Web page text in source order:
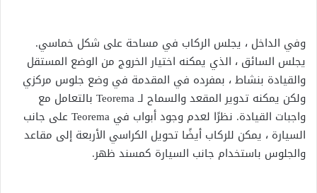
وفي الداخل ، يجلس الركاب في مساحة على شكل خماسي.
يجلس السائق ، الذي يمكنه اختيار الخروج من الوضع المستقل
والقيادة بنشاط ، بمفرده في المقدمة في وضع جلوس مركزي
ولكن يمكنه تدوير المقعد والسماح لـ Teorema بالتعامل مع
واجبات القيادة. نظرًا لعدم وجود أبواب في Teorema على جانب
السيارة ، يمكن للركاب أيضًا تحويل الكراسي الأربعة إلى مقاعد
والجلوس باستخدام جانب السيارة كمسند ظهر.